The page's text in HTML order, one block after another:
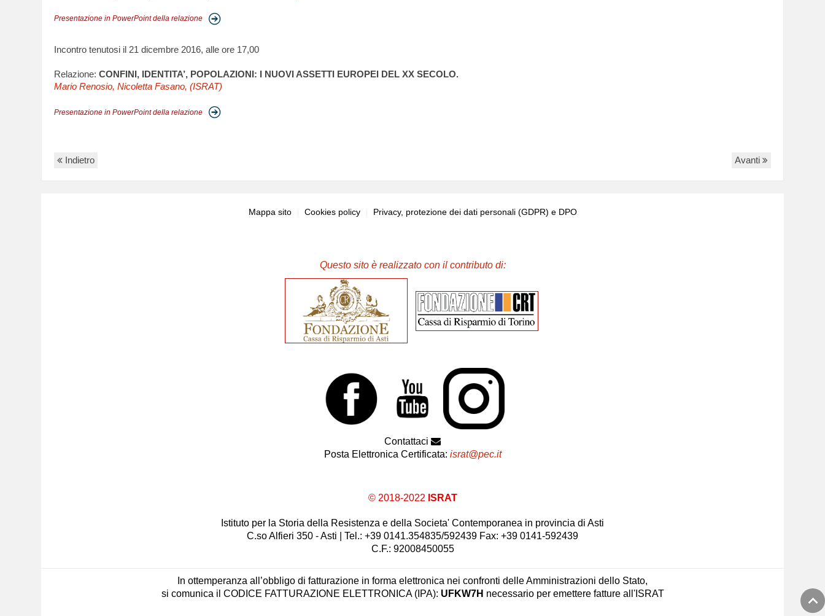
Presentazione in PowerPoint della relazione
Incontro tenutosi il 21 dicembre 2016, alle ore 17,00
Relazione: CONFINI, IDENTITA’, POPOLAZIONI: I NUOVI ASSETTI EUROPEI DEL XX SECOLO.
Mario Renosio, Nicoletta Fasano, (ISRAT)
Presentazione in PowerPoint della relazione
Indietro Avanti
Mappa sito Cookies policy Privacy, protezione dei dati personali (GDPR) e DPO
Questo sito è realizzato con il contributo di:
Contattaci
Posta Elettronica Certificata: israt@pec.it
© 2018-2022 ISRAT
Istituto per la Storia della Resistenza e della Societa' Contemporanea in provincia di Asti
C.so Alfieri 350 - Asti | Tel.: +39 0141.354835/592439 Fax: +39 0141-592439
C.F.: 92008450055
In ottemperanza all’obbligo di fatturazione in forma elettronica nei confronti delle Amministrazioni dello Stato,
si comunica il CODICE FATTURAZIONE ELETTRONICA (IPA): UFKW7H necessario per emettere fatture all'ISRAT